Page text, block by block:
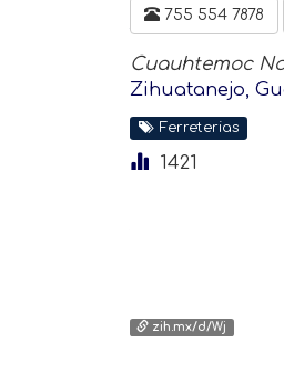
755 554 7878
Cuauhtemoc
Zihuatanejo,
Ferreterias
1421
zih.mx/d/Wj